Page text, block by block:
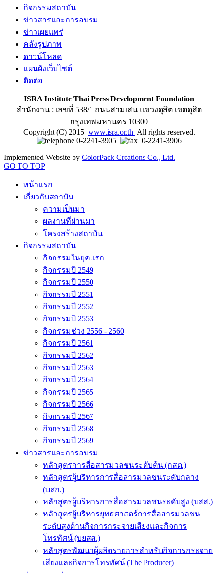
กิจกรรมสถาบัน
ข่าวสารและการอบรม
ข่าวเผยแพร่
คลังรูปภาพ
ดาวน์โหลด
แผนผังเว็บไซต์
ติดต่อ
ISRA Institute Thai Press Development Foundation
สำนักงาน : เลขที่ 538/1 ถนนสามเสน แขวงดุสิต เขตดุสิต
กรุงเทพมหานคร 10300
Copyright (C) 2015 www.isra.or.th All rights reserved.
0-2241-3905
0-2241-3906
Implemented Website by ColorPack Creations Co., Ltd.
GO TO TOP
หน้าแรก
เกี่ยวกับสถาบัน
ความเป็นมา
ผลงานที่ผ่านมา
โครงสร้างสถาบัน
กิจกรรมสถาบัน
กิจกรรมในยุคแรก
กิจกรรมปี 2549
กิจกรรมปี 2550
กิจกรรมปี 2551
กิจกรรมปี 2552
กิจกรรมปี 2553
กิจกรรมช่วง 2556 - 2560
กิจกรรมปี 2561
กิจกรรมปี 2562
กิจกรรมปี 2563
กิจกรรมปี 2564
กิจกรรมปี 2565
กิจกรรมปี 2566
กิจกรรมปี 2567
กิจกรรมปี 2568
กิจกรรมปี 2569
ข่าวสารและการอบรม
หลักสูตรการสื่อสารมวลชนระดับต้น (กสต.)
หลักสูตรผู้บริหารการสื่อสารมวลชนระดับกลาง
(บสก.)
หลักสูตรผู้บริหารการสื่อสารมวลชนระดับสูง (บสส.)
หลักสูตรผู้บริหารยุทธศาสตร์การสื่อสารมวลชน
ระดับสูงด้านกิจการกระจายเสียงและกิจการ
โทรทัศน์ (บยสส.)
หลักสูตรพัฒนาผู้ผลิตรายการสำหรับกิจการกระจาย
เสียงและกิจการโทรทัศน์ (The Producer)